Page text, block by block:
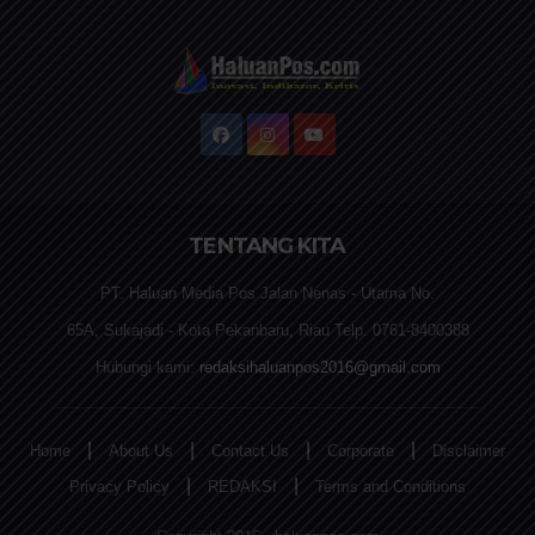
TENTANG KITA
PT. Haluan Media Pos Jalan Nenas - Utama No.
65A, Sukajadi - Kota Pekanbaru, Riau Telp. 0761-8400388
Hubungi kami: redaksihaluanpos2016@gmail.com
Home About Us Contact Us Corporate
Disclaimer
Privacy Policy
REDAKSI Terms and Conditions